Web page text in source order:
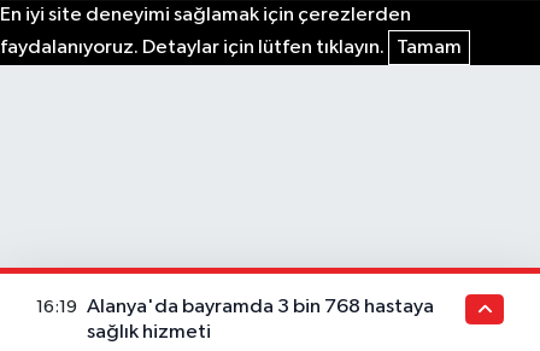
En iyi site deneyimi sağlamak için çerezlerden
faydalanıyoruz. Detaylar için lütfen tıklayın.
Tamam
16:19
Alanya'da bayramda 3 bin 768 hastaya
sağlık hizmeti